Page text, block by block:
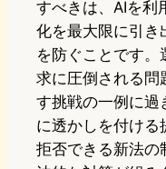
すべきは、AIを利
化を最大限に引き
を防ぐことです
求に圧倒される問
す挑戦の一例に過
に透かしを付ける
拒否できる新法の